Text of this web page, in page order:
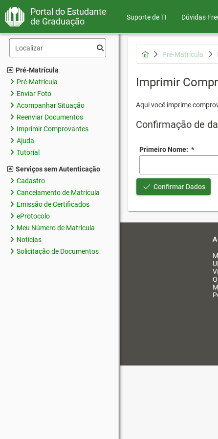
Portal do Estudante
de Graduação
Suporte de TI Dúvidas
Pré-Matrícula
Pré-Matrícula
Enviar Foto
Acompanhar Situação
Reenviar Documentos
Imprimir Comprovantes
Ajuda
Tutorial
Serviços sem Autenticação
Cadastro
Cancelamento de Matrícula
Emissão de Certificados
eProtocolo
Meu Número de Matrícula
Notícias
Solicitação de Documentos
Pré-Matrícula
Imprimir
Aqui você imprime
Confirmação de
Primeiro Nome: *
Confirmar Dados